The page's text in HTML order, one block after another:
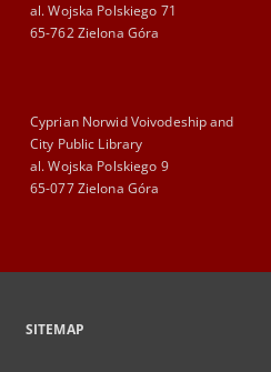
al. Wojska Polskiego 71
65-762 Zielona Góra
Cyprian Norwid Voivodeship and
City Public Library
al. Wojska Polskiego 9
65-077 Zielona Góra
SITEMAP